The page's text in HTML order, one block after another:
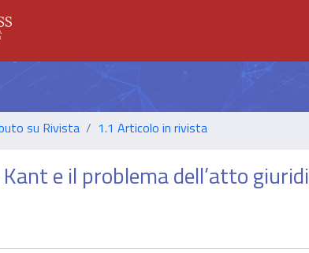
su Rivista 1.1 Articolo in rivista
e il problema dell’atto